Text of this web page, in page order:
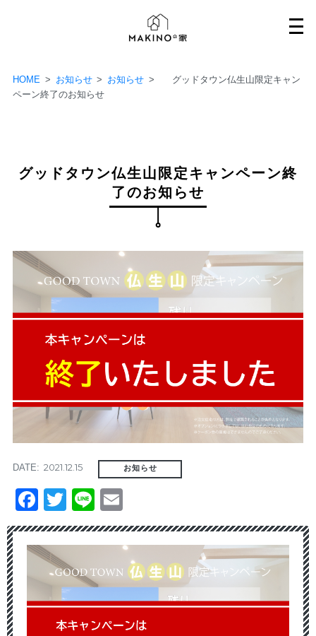
HOME > お知らせ > お知らせ >
グッドタウン仏生山限定キャン
ペーン終了のお知らせ
グッドタウン仏生山限定キャンペーン終
了のお知らせ
DATE: 2021.12.15 お知らせ
Facebook
Twitter
Line